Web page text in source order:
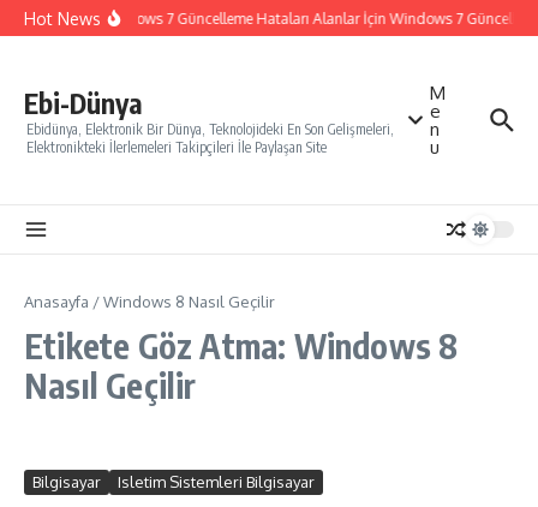
İçeriğe atla
Hot NewsWindows 7 Güncelleme Hataları Alanlar İçin Windows 7
Ebi-Dünya
Ebidünya, Elektronik Bir Dünya, Teknolojideki En Son Gelişmeleri,
Elektronikteki İlerlemeleri Takipçileri İle Paylaşan Site
M
e
n
u
Anasayfa /Windows 8 Nasıl Geçilir
Etikete Göz Atma: Windows 8
Nasıl Geçilir
Bilgisayar Isletim Sistemleri Bilgisayar